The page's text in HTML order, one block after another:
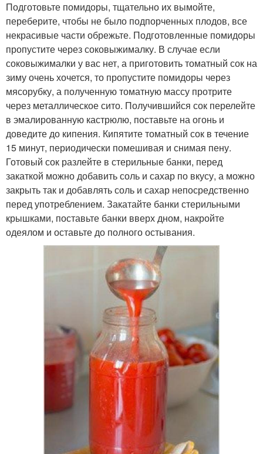
Подготовьте помидоры, тщательно их вымойте,
переберите, чтобы не было подпорченных плодов, все
некрасивые части обрежьте. Подготовленные помидоры
пропустите через соковыжималку. В случае если
соковыжималки у вас нет, а приготовить томатный сок на
зиму очень хочется, то пропустите помидоры через
мясорубку, а полученную томатную массу протрите
через металлическое сито. Получившийся сок перелейте
в эмалированную кастрюлю, поставьте на огонь и
доведите до кипения. Кипятите томатный сок в течение
15 минут, периодически помешивая и снимая пену.
Готовый сок разлейте в стерильные банки, перед
закаткой можно добавить соль и сахар по вкусу, а можно
закрыть так и добавлять соль и сахар непосредственно
перед употреблением. Закатайте банки стерильными
крышками, поставьте банки вверх дном, накройте
одеялом и оставьте до полного остывания.